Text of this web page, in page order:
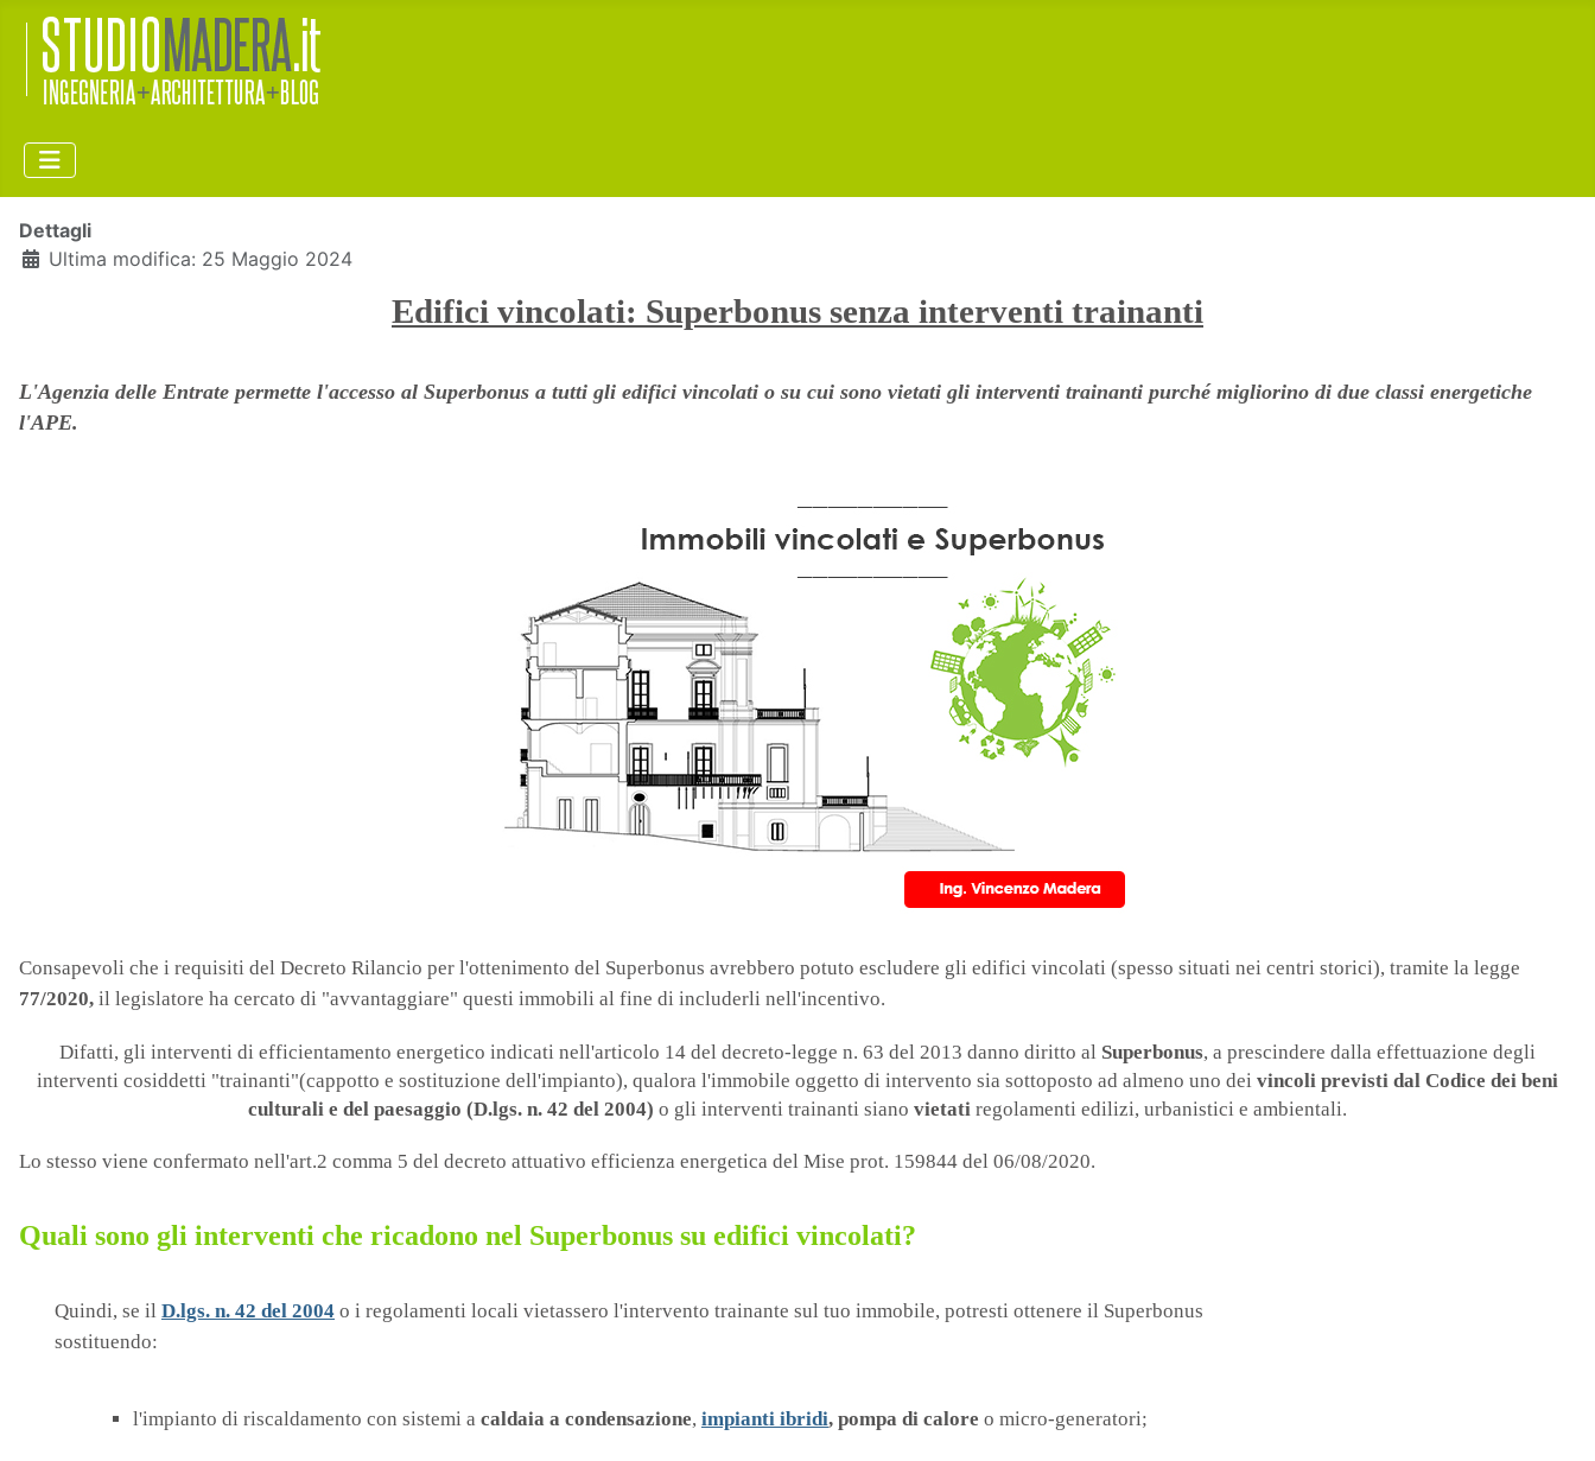
Dettagli
Ultima modifica: 25 Maggio 2024
Edifici vincolati: Superbonus senza interventi trainanti
L'Agenzia delle Entrate permette l'accesso al Superbonus a tutti gli edifici vincolati o su cui sono vietati gli interventi trainanti purché migliorino di due classi energetiche
l'APE.
Consapevoli che i requisiti del Decreto Rilancio per l'ottenimento del Superbonus avrebbero potuto escludere gli edifici vincolati (spesso situati nei centri storici), tramite la legge
77/2020, il legislatore ha cercato di "avvantaggiare" questi immobili al fine di includerli nell'incentivo.
Difatti, gli interventi di efficientamento energetico indicati nell'articolo 14 del decreto-legge n. 63 del 2013 danno diritto al Superbonus, a prescindere dalla effettuazione degli
interventi cosiddetti "trainanti"(cappotto e sostituzione dell'impianto), qualora l'immobile oggetto di intervento sia sottoposto ad almeno uno dei vincoli previsti dal Codice dei beni
culturali e del paesaggio (D.lgs. n. 42 del 2004) o gli interventi trainanti siano vietati regolamenti edilizi, urbanistici e ambientali.
Lo stesso viene confermato nell'art.2 comma 5 del decreto attuativo efficienza energetica del Mise prot. 159844 del 06/08/2020.
Quali sono gli interventi che ricadono nel Superbonus su edifici vincolati?
Quindi, se il D.lgs. n. 42 del 2004 o i regolamenti locali vietassero l'intervento trainante sul tuo immobile, potresti ottenere il Superbonus
sostituendo:
l'impianto di riscaldamento con sistemi a caldaia a condensazione, impianti ibridi, pompa di calore o micro-generatori;